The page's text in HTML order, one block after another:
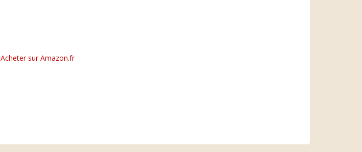
Acheter sur Amazon.fr